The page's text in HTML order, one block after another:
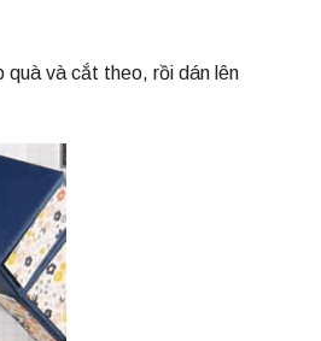
quà và cắt theo, rồi dán lên